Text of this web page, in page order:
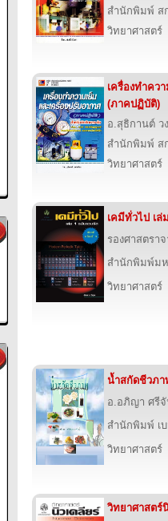
สำนักพิมพ์ ส
วิทยาศาสตร์
เครื่องทำคว
(ภาคปฏิบัติ)
อ.สุธิกานต์ ว
สำนักพิมพ์ ส
วิทยาศาสตร์
เคมีทั่วไป เ
รองศาสตรา
สำนักพิมพ์มห
วิทยาศาสตร์
น้ำสกัดชีวภา
อ.อภิญา ศรี
สำนักพิมพ์ เ
วิทยาศาสตร์
วิทยาศาสตร์